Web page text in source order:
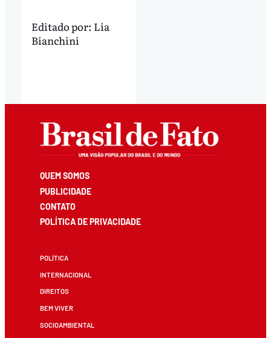
Editado por: Lia
Bianchini
QUEM SOMOS
PUBLICIDADE
CONTATO
POLÍTICA DE PRIVACIDADE
POLÍTICA
INTERNACIONAL
DIREITOS
BEM VIVER
SOCIOAMBIENTAL